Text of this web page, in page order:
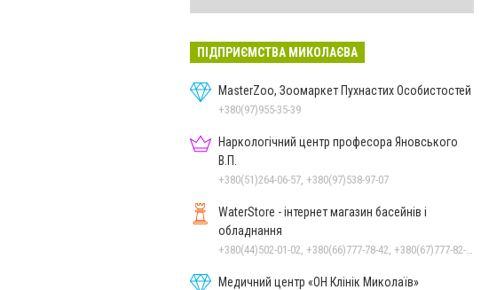
ПІДПРИЄМСТВА МИКОЛАЄВА
MasterZoo, Зоомаркет Пухнастих Особистостей
+380(97)955-35-39
Наркологічний центр професора Яновського
В.П.
+380(51)264-06-57, +380(97)538-97-07
WaterStore - інтернет магазин басейнів і
обладнання
Медичний центр «ОН Клінік Миколаїв»